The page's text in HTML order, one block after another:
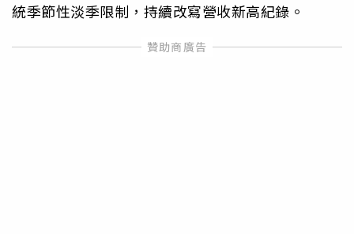
統季節性淡季限制，持續改寫營收新高紀錄。